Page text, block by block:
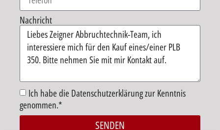
Nachricht
Ich habe die Datenschutzerklärung zur Kenntnis
genommen.*
SENDEN